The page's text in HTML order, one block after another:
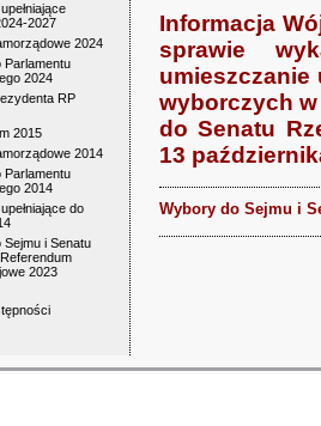
2027
2024
Parlamentu
2024
RP
2015
2014
Parlamentu
2014
do
i Senatu
2023
Informacja
sprawie
umieszczanie
wyborczych
do Senatu
13
Wybory do Sejmu i